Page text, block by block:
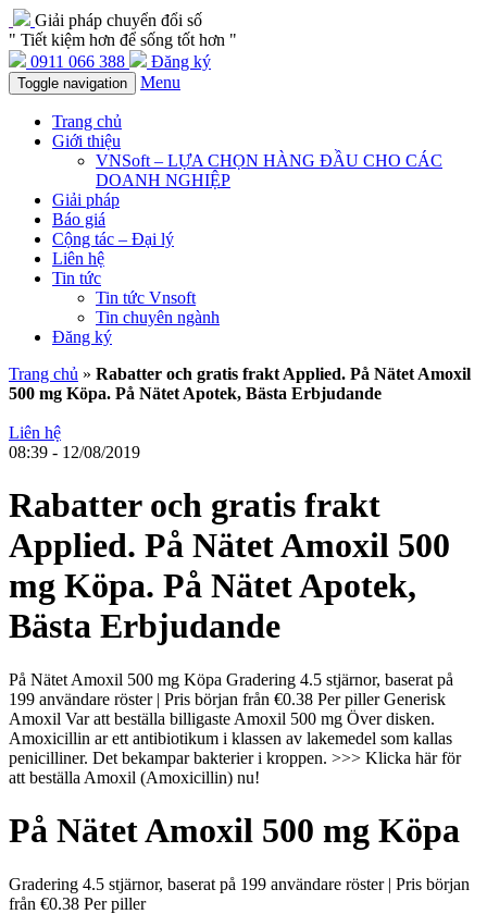
Giải pháp chuyển đổi số
" Tiết kiệm hơn để sống tốt hơn "
0911 066 388
Đăng ký
Toggle navigation Menu
Trang chủ
Giới thiệu
VNSoft – LỰA CHỌN HÀNG ĐẦU CHO CÁC
DOANH NGHIỆP
Giải pháp
Báo giá
Cộng tác – Đại lý
Liên hệ
Tin tức
Tin tức Vnsoft
Tin chuyên ngành
Đăng ký
Trang chủ » Rabatter och gratis frakt Applied. På Nätet Amoxil
500 mg Köpa. På Nätet Apotek, Bästa Erbjudande
Liên hệ
08:39 - 12/08/2019
Rabatter och gratis frakt
Applied. På Nätet Amoxil 500
mg Köpa. På Nätet Apotek,
Bästa Erbjudande
På Nätet Amoxil 500 mg Köpa Gradering 4.5 stjärnor, baserat på
199 användare röster | Pris början från €0.38 Per piller Generisk
Amoxil Var att beställa billigaste Amoxil 500 mg Över disken.
Amoxicillin ar ett antibiotikum i klassen av lakemedel som kallas
penicilliner. Det bekampar bakterier i kroppen. >>> Klicka här för
att beställa Amoxil (Amoxicillin) nu!
På Nätet Amoxil 500 mg Köpa
Gradering 4.5 stjärnor, baserat på 199 användare röster| Pris början
från €0.38 Per piller